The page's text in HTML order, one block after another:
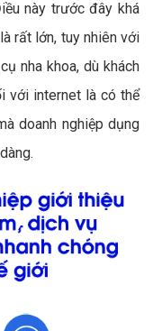
này trước đây khá
rất lớn, tuy nhiên với
nha khoa, dù khách
với internet là có thể
doanh nghiệp dụng